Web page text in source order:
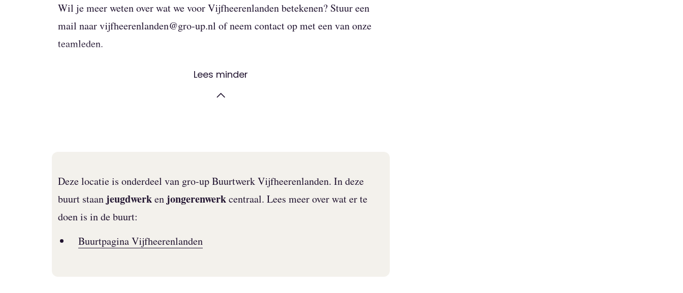
Wil je meer weten over wat we voor Vijfheerenlanden betekenen? Stuur een
mail naar vijfheerenlanden@gro-up.nl of neem contact op met een van onze
teamleden.
Lees minder
Deze locatie is onderdeel van gro-up Buurtwerk Vijfheerenlanden. In deze
buurt staan jeugdwerken jongerenwerkcentraal. Lees meer over wat er te
doen is in de buurt:
Buurtpagina Vijfheerenlanden